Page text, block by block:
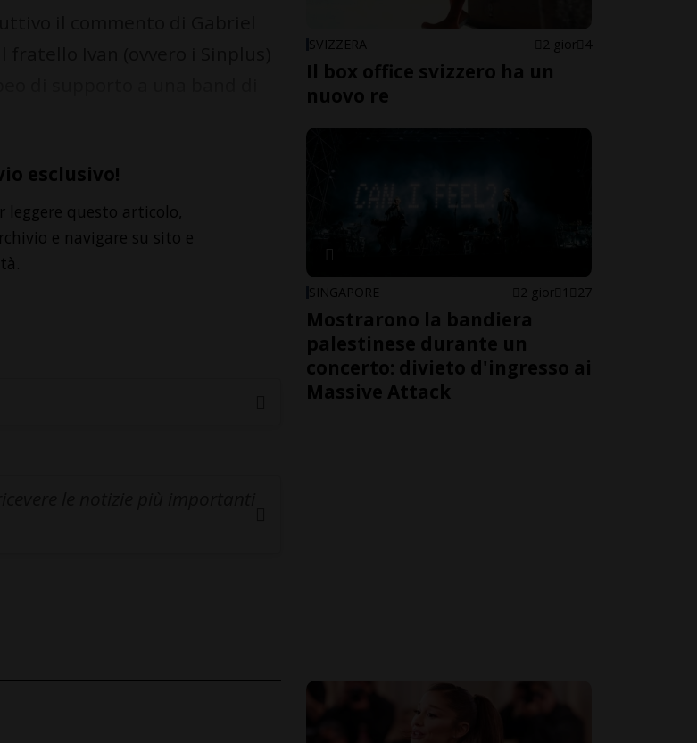
esclusivo!
leggere questo articolo,
e navigare su sito e
SVIZZERA 2 gior 4
Il box office svizzero ha un
nuovo re
SINGAPORE 2 gior 1 27
Mostrarono la bandiera
palestinese durante un
concerto: divieto d'ingresso ai
Massive Attack